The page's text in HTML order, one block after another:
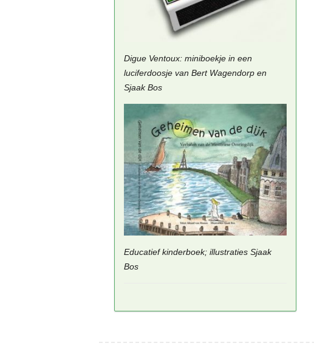
Digue Ventoux: miniboekje in een
luciferdoosje van Bert Wagendorp en
Sjaak Bos
Educatief kinderboek; illustraties Sjaak
Bos